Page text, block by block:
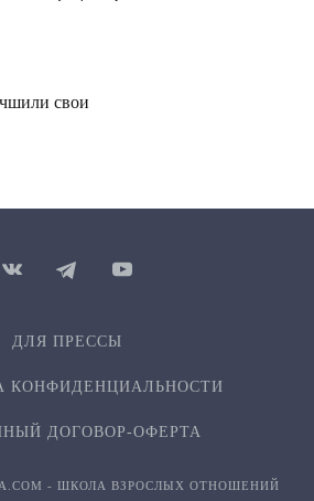
свои
- ШКОЛА ВЗРОСЛЫХ ОТНОШЕНИЙ
ДЛЯ ПРЕССЫ
КОНФИДЕН­ЦИ­АЛЬ­НОСТИ
ДОГОВОР-ОФЕРТА